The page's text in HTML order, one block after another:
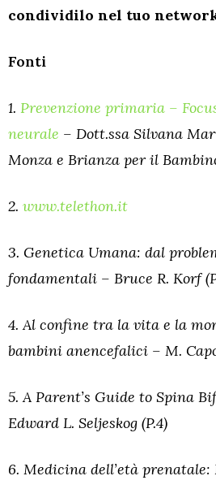
condividilo nel tuo
Fonti
1. Prevenzione primaria –
neurale – Dott.ssa Silvana
Monza e Brianza per il
2. www.telethon.it
3. Genetica Umana: dal
fondamentali – Bruce R. Korf
4. Al confine tra la vita e la
bambini anencefalici – M.
5. A Parent’s Guide to Spina
Edward L. Seljeskog (P.4)
6. Medicina dell’età prenatale: